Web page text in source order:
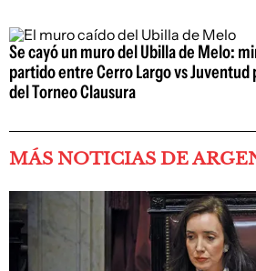
Se cayó un muro del Ubilla de Melo:
partido entre Cerro Largo vs
del Torneo Clausura
MÁS NOTICIAS DE